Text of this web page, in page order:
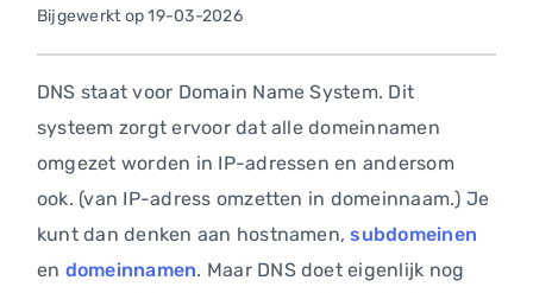
Bijgewerkt op 19-03-2026
DNS staat voor Domain Name System. Dit
systeem zorgt ervoor dat alle domeinnamen
omgezet worden in IP-adressen en andersom
ook. (van IP-adress omzetten in domeinnaam.) Je
kunt dan denken aan hostnamen,subdomeinen
en domeinnamen. Maar DNS doet eigenlijk nog